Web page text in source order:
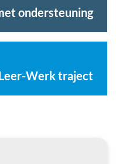
ondersteuning
Werk traject